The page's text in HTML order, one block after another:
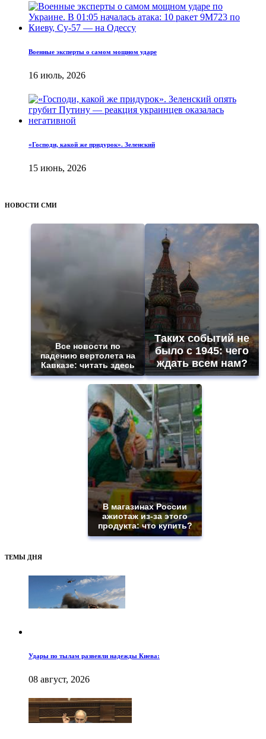
Военные эксперты о самом мощном ударе
16 июль, 2026
«Господи, какой же придурок». Зеленский
15 июнь, 2026
НОВОСТИ СМИ
Все новости по
падению вертолета на
Кавказе: читать здесь
Таких событий не
было с 1945: чего
ждать всем нам?
В магазинах России
ажиотаж из-за этого
продукта: что купить?
ТЕМЫ ДНЯ
Удары по тылам развеяли надежды Киева:
08 август, 2026